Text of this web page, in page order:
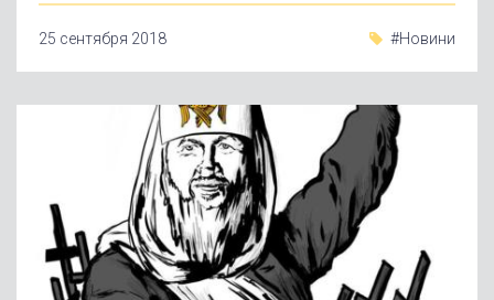
25 сентября 2018 #Новини